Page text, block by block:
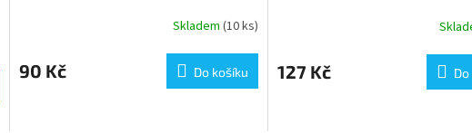
Skladem (10 ks)
90 Kč Do košíku 127 Kč